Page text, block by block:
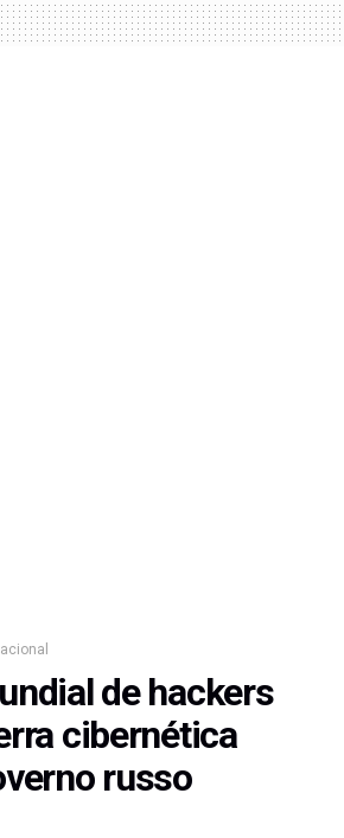
de hackers
cibernética
russo